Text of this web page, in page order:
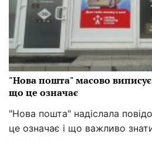
"Нова пошта" масово
що це означає
"Нова пошта" надіслала
це означає і що важливо